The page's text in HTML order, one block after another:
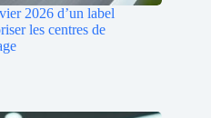
2026 d’un label
les centres de